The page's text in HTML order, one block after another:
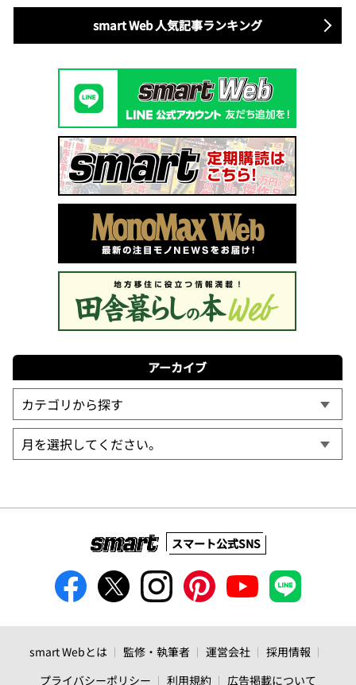
smart Web 人気記事ランキング
アーカイブ
スマート公式SNS
smart Webとは 監修・執筆者 運営会社
採用情報
プライバシーポリシー
利用規約 広告掲載について